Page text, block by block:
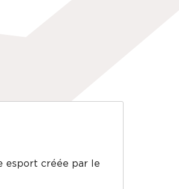
esport créée par le